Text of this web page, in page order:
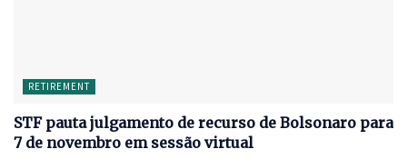
RETIREMENT
STF pauta julgamento de recurso de Bolsonaro para
7 de novembro em sessão virtual